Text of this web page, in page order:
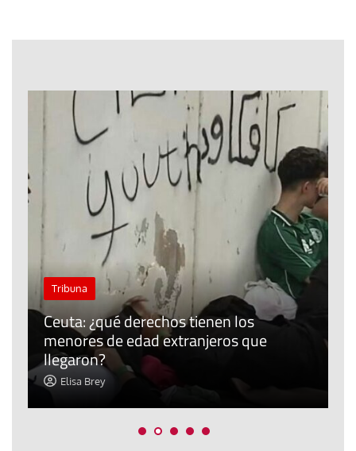
Tribuna
Ceuta: ¿qué derechos tienen los
menores de edad extranjeros que
llegaron?
Elisa Brey